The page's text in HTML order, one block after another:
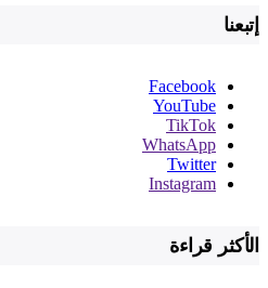
إتبعنا
Facebook
YouTube
TikTok
WhatsApp
Twitter
Instagram
الأكثر قراءة